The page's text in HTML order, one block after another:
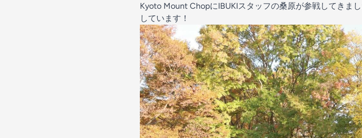
Kyoto Mount ChopにIBUKIスタッフの桑原が参戦してきま
しています！